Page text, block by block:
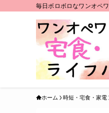
毎日ボロボロなワンオペ
ホーム 時短・宅食・家電